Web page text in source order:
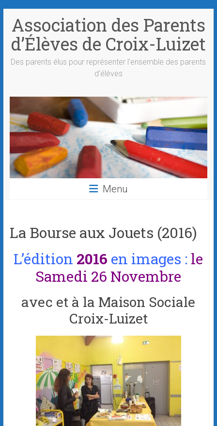
content
Association des Parents
d’Élèves de Croix-Luizet
Des parents élus pour représenter l'ensemble des parents
d'élèves
Menu
La Bourse aux Jouets (2016)
L’édition 2016 en images : le
Samedi 26 Novembre
avec et à la Maison Sociale
Croix-Luizet